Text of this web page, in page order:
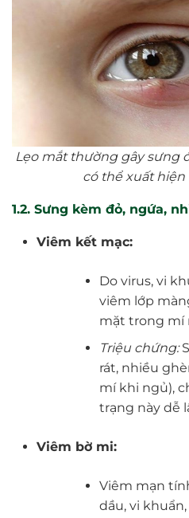
Lẹo mắt thường gây sưng
có thể xuất
1.2. Sưng kèm đỏ, ngứa,
Viêm kết mạc:
Do virus, vi
viêm lớp
mặt trong mí
Triệu chứng:
rát, nhiều
mí khi ngủ),
trạng này dễ
Viêm bờ mi:
Viêm mạn
dầu, vi